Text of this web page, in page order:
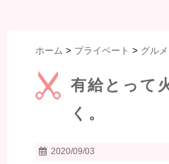
ホーム > プライベート > グルメ
有給とって
く。
2020/09/03